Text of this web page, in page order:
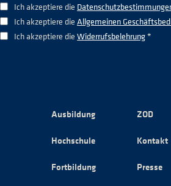
Ich akzeptiere die
Ich akzeptiere die Allgemeinen
Ich akzeptiere die Widerrufsbelehrung*
Ausbildung
Hochschule
Fortbildung
ZOD
Kontakt
Presse